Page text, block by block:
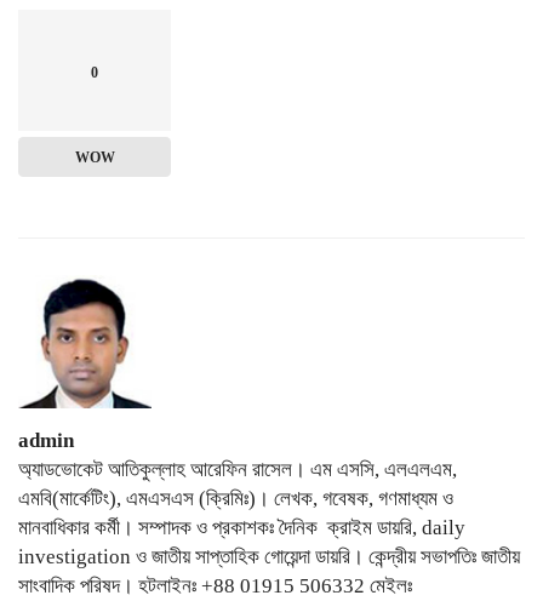
0
WOW
admin
অ্যাডভোকেট আতিকুল্লাহ আরেফিন রাসেল। এম এসসি, এলএলএম,
এমবি(মার্কেটিং), এমএসএস (ক্রিমিঃ)। লেখক, গবেষক, গণমাধ্যম ও
মানবাধিকার কর্মী। সম্পাদক ও প্রকাশকঃ দৈনিক ক্রাইম ডায়রি, daily
investigation ও জাতীয় সাপ্তাহিক গোয়েন্দা ডায়রি। কেন্দ্রীয় সভাপতিঃ জাতীয়
সাংবাদিক পরিষদ। হটলাইনঃ +88 01915 506332 মেইলঃ